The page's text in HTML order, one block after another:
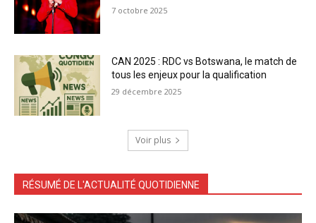
7 octobre 2025
CAN 2025 : RDC vs Botswana, le match de
tous les enjeux pour la qualification
29 décembre 2025
Voir plus
RÉSUMÉ DE L'ACTUALITÉ QUOTIDIENNE